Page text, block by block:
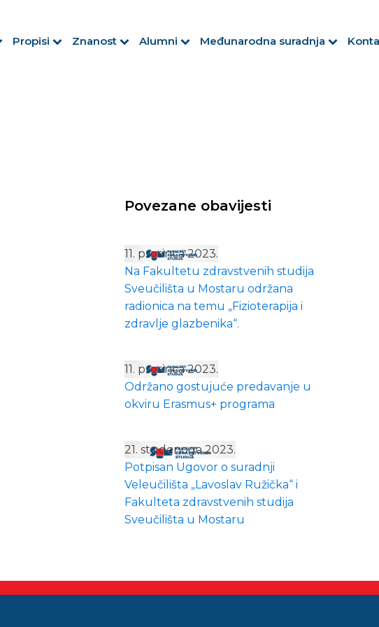
Propisi Znanost Alumni Međunarodna suradnja
Povezane obavijesti
11. prosinca 2023.
Na Fakultetu zdravstvenih studija
Sveučilišta u Mostaru održana
radionica na temu „Fizioterapija i
zdravlje glazbenika“.
11. prosinca 2023.
Održano gostujuće predavanje u
okviru Erasmus+ programa
21. studenoga 2023.
Potpisan Ugovor o suradnji
Veleučilišta „Lavoslav Ružička“ i
Fakulteta zdravstvenih studija
Sveučilišta u Mostaru